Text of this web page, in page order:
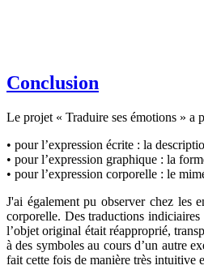
Conclusion
Le projet « Traduire ses émotions » a
• pour l’expression écrite : la
• pour l’expression graphique : la
• pour l’expression corporelle : le
J'ai également pu observer chez les
corporelle. Des traductions
l’objet original était réapproprié,
à des symboles au cours d’un autre
fait cette fois de manière très intuitive